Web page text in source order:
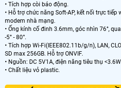
• Tích hợp còi báo động.
• Hỗ trợ chức năng Soft-AP, kết nối trực
modem nhà mạng.
• Ống kính cố đinh 3.6mm, góc nhìn 76°,
-5° - 80°.
• Tích hợp Wi-Fi(IEEE802.11b/g/n), LAN,
SD max 256GB. Hỗ trợ ONVIF.
• Nguồn: DC 5V1A, điện năng tiêu thụ <3.6W
• Chất liệu vỏ plastic.